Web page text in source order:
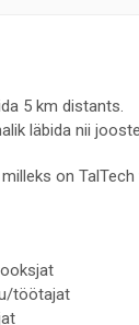
5 km distants.
läbida nii
on
töötajat